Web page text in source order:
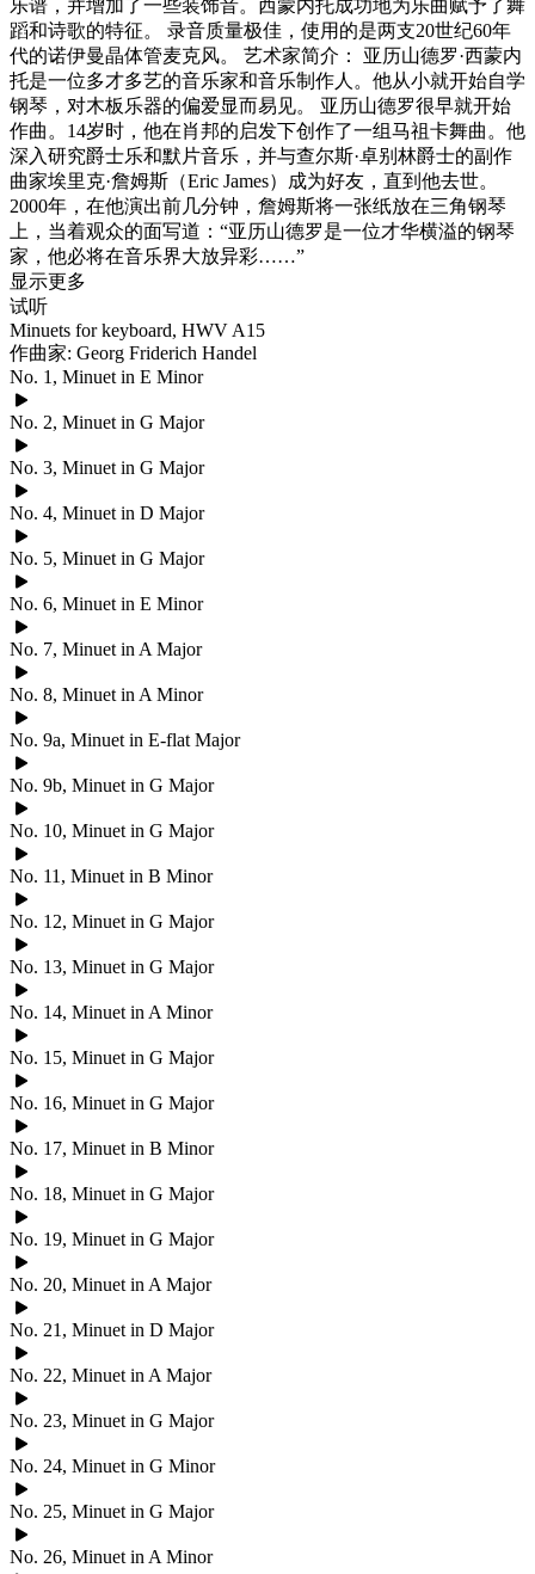
乐谱，并增加了一些装饰音。西蒙内托成功地为乐曲赋予了舞
蹈和诗歌的特征。 录音质量极佳，使用的是两支20世纪60年
代的诺伊曼晶体管麦克风。 艺术家简介： 亚历山德罗·西蒙内
托是一位多才多艺的音乐家和音乐制作人。他从小就开始自学
钢琴，对木板乐器的偏爱显而易见。 亚历山德罗很早就开始
作曲。14岁时，他在肖邦的启发下创作了一组马祖卡舞曲。他
深入研究爵士乐和默片音乐，并与查尔斯·卓别林爵士的副作
曲家埃里克·詹姆斯（Eric James）成为好友，直到他去世。
2000年，在他演出前几分钟，詹姆斯将一张纸放在三角钢琴
上，当着观众的面写道：“亚历山德罗是一位才华横溢的钢琴
家，他必将在音乐界大放异彩……”
显示更多
试听
Minuets for keyboard, HWV A15
作曲家: Georg Friderich Handel
No. 1, Minuet in E Minor
No. 2, Minuet in G Major
No. 3, Minuet in G Major
No. 4, Minuet in D Major
No. 5, Minuet in G Major
No. 6, Minuet in E Minor
No. 7, Minuet in A Major
No. 8, Minuet in A Minor
No. 9a, Minuet in E-flat Major
No. 9b, Minuet in G Major
No. 10, Minuet in G Major
No. 11, Minuet in B Minor
No. 12, Minuet in G Major
No. 13, Minuet in G Major
No. 14, Minuet in A Minor
No. 15, Minuet in G Major
No. 16, Minuet in G Major
No. 17, Minuet in B Minor
No. 18, Minuet in G Major
No. 19, Minuet in G Major
No. 20, Minuet in A Major
No. 21, Minuet in D Major
No. 22, Minuet in A Major
No. 23, Minuet in G Major
No. 24, Minuet in G Minor
No. 25, Minuet in G Major
No. 26, Minuet in A Minor